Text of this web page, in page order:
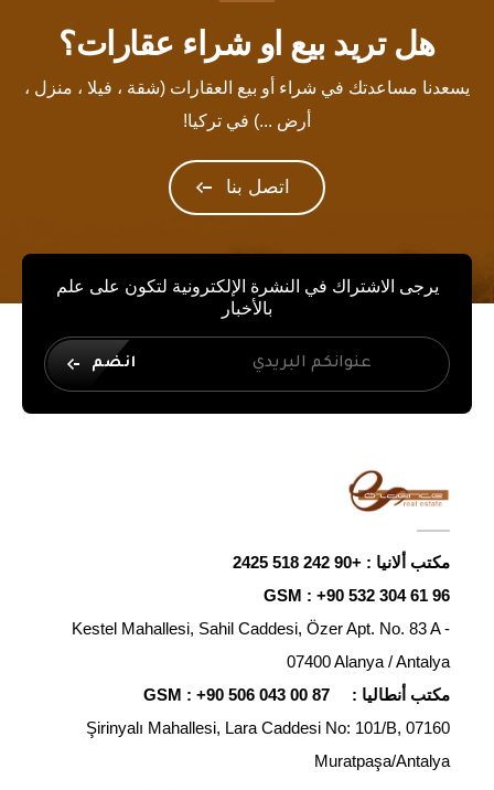
هل تريد بيع او شراء عقارات؟
يسعدنا مساعدتك في شراء أو بيع العقارات (شقة ، فيلا ، منزل ،
أرض ...) في تركيا!
اتصل بنا
يرجى الاشتراك في النشرة الإلكترونية لتكون على علم
بالأخبار
انضم
مكتب ألانيا : +90 242 518 2425
GSM : +90 532 304 61 96
Kestel Mahallesi, Sahil Caddesi, Özer Apt. No. 83 A -
07400 Alanya / Antalya
مكتب أنطاليا :
GSM : +90 506 043 00 87
Şirinyalı Mahallesi, Lara Caddesi No: 101/B, 07160
Muratpaşa/Antalya